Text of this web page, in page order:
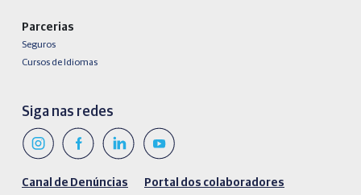
Parcerias
Seguros
Cursos de Idiomas
Siga nas redes
Canal de Denúncias Portal dos colaboradores